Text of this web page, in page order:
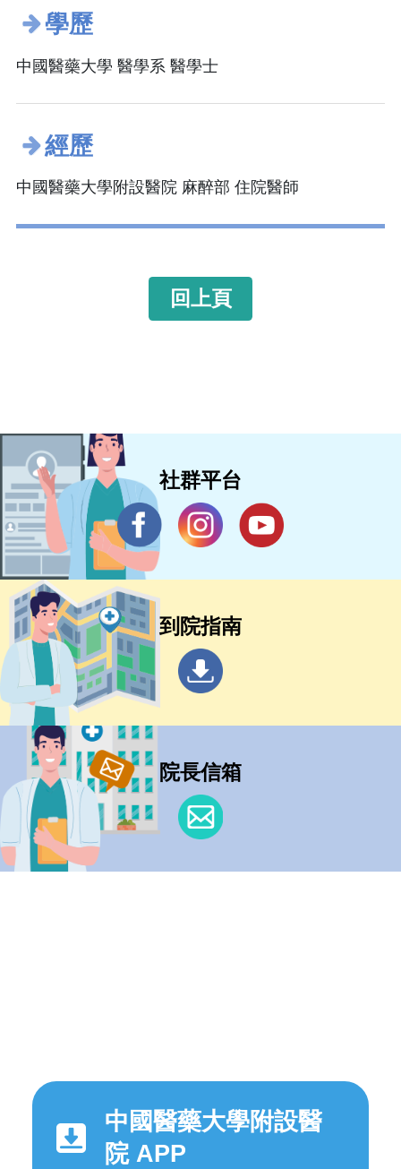
學歷
中國醫藥大學 醫學系 醫學士
經歷
中國醫藥大學附設醫院 麻醉部 住院醫師
回上頁
社群平台
到院指南
院長信箱
中國醫藥大學附設醫
院 APP